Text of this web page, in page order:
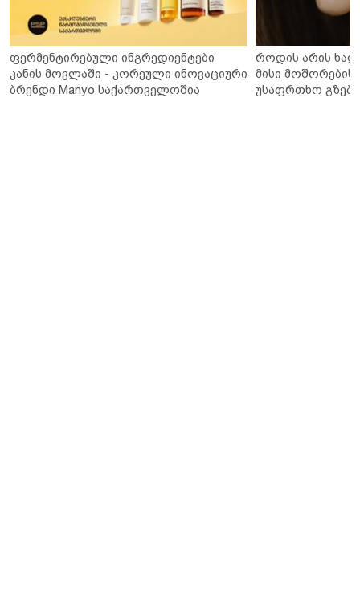
ფერმენტირებული ინგრედიენტები
კანის მოვლაში - კორეული ინოვაციური
ბრენდი Manyo საქართველოშია
როდის არის
მისი მოშორების
უსაფრთხო გზები